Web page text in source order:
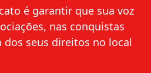
é garantir que sua voz
nas conquistas
dos seus direitos no local